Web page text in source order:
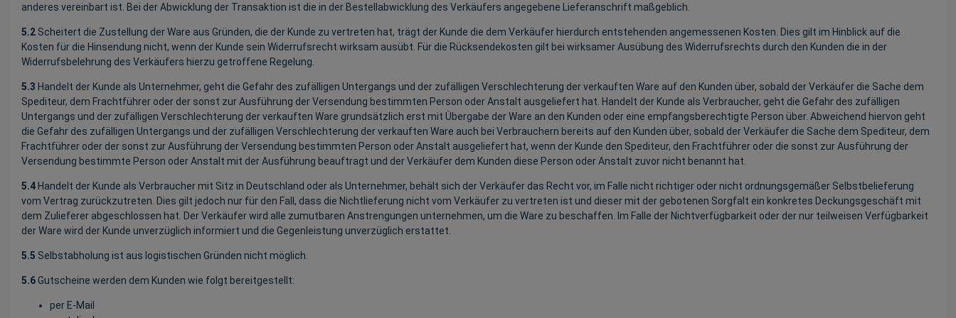
anderes vereinbart ist. Bei der Abwicklung der Transaktion ist die in der Bestellabwicklung des Verkäufers angegebene Lieferanschrift maßgeblich.
5.2 Scheitert die Zustellung der Ware aus Gründen, die der Kunde zu vertreten hat, trägt der Kunde die dem Verkäufer hierdurch entstehenden angemessenen Kosten. Dies gilt im Hinblick auf die
Kosten für die Hinsendung nicht, wenn der Kunde sein Widerrufsrecht wirksam ausübt. Für die Rücksendekosten gilt bei wirksamer Ausübung des Widerrufsrechts durch den Kunden die in der
Widerrufsbelehrung des Verkäufers hierzu getroffene Regelung.
5.3 Handelt der Kunde als Unternehmer, geht die Gefahr des zufälligen Untergangs und der zufälligen Verschlechterung der verkauften Ware auf den Kunden über, sobald der Verkäufer die Sache dem
Spediteur, dem Frachtführer oder der sonst zur Ausführung der Versendung bestimmten Person oder Anstalt ausgeliefert hat. Handelt der Kunde als Verbraucher, geht die Gefahr des zufälligen
Untergangs und der zufälligen Verschlechterung der verkauften Ware grundsätzlich erst mit Übergabe der Ware an den Kunden oder eine empfangsberechtigte Person über. Abweichend hiervon geht
die Gefahr des zufälligen Untergangs und der zufälligen Verschlechterung der verkauften Ware auch bei Verbrauchern bereits auf den Kunden über, sobald der Verkäufer die Sache dem Spediteur, dem
Frachtführer oder der sonst zur Ausführung der Versendung bestimmten Person oder Anstalt ausgeliefert hat, wenn der Kunde den Spediteur, den Frachtführer oder die sonst zur Ausführung der
Versendung bestimmte Person oder Anstalt mit der Ausführung beauftragt und der Verkäufer dem Kunden diese Person oder Anstalt zuvor nicht benannt hat.
5.4 Handelt der Kunde als Verbraucher mit Sitz in Deutschland oder als Unternehmer, behält sich der Verkäufer das Recht vor, im Falle nicht richtiger oder nicht ordnungsgemäßer Selbstbelieferung
vom Vertrag zurückzutreten. Dies gilt jedoch nur für den Fall, dass die Nichtlieferung nicht vom Verkäufer zu vertreten ist und dieser mit der gebotenen Sorgfalt ein konkretes Deckungsgeschäft mit
dem Zulieferer abgeschlossen hat. Der Verkäufer wird alle zumutbaren Anstrengungen unternehmen, um die Ware zu beschaffen. Im Falle der Nichtverfügbarkeit oder der nur teilweisen Verfügbarkeit
der Ware wird der Kunde unverzüglich informiert und die Gegenleistung unverzüglich erstattet.
5.5 Selbstabholung ist aus logistischen Gründen nicht möglich.
5.6Gutscheine werden dem Kunden wie folgt bereitgestellt:
per E-Mail